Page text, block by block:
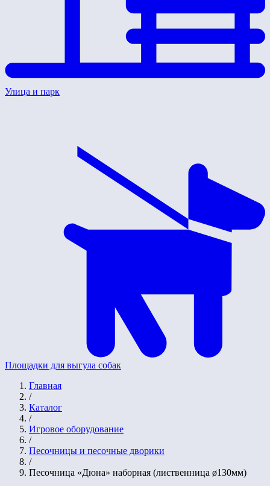
Улица и парк
Площадки для выгула собак
Главная
/
Каталог
/
Игровое оборудование
/
Песочницы и песочные дворики
/
Песочница «Дюна» наборная (лиственница ø130мм)